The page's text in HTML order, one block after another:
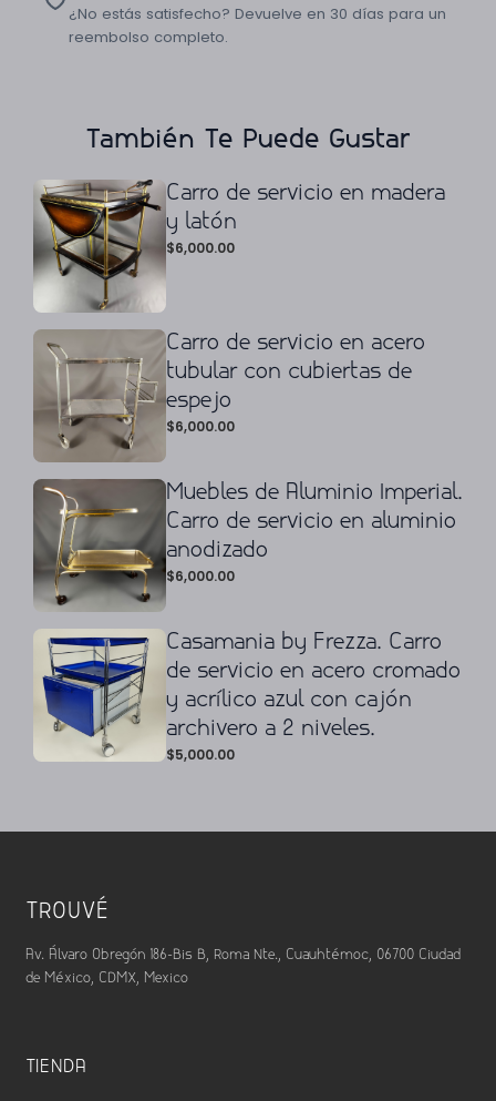
¿No estás satisfecho? Devuelve en 30 días para un
reembolso completo.
También Te Puede Gustar
Carro de servicio en madera
y latón
$6,000.00
Carro de servicio en acero
tubular con cubiertas de
espejo
$6,000.00
Muebles de Aluminio Imperial.
Carro de servicio en aluminio
anodizado
$6,000.00
Casamania by Frezza. Carro
de servicio en acero cromado
y acrílico azul con cajón
archivero a 2 niveles.
$5,000.00
TROUVÉ
Av. Álvaro Obregón 186-Bis B, Roma Nte., Cuauhtémoc, 06700 Ciudad
de México, CDMX, Mexico
TIENDA